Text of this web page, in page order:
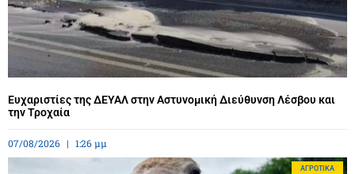
Ευχαριστίες της ΔΕΥΑΛ στην Αστυνομική Διεύθυνση Λέσβου και
την Τροχαία
07/08/2026 1:26 μμ
ΑΓΡΟΤΙΚΆ